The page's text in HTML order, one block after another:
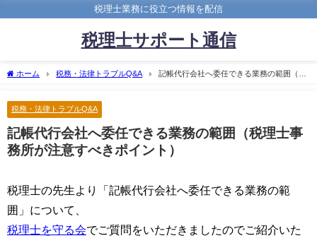
税理士業務に役立つ情報を配信
税理士サポート通信
ホーム 税務・法律トラブルQ&A
記帳代行会社へ委任できる業務の範囲（税
税務・法律トラブルQ&A
記帳代行会社へ委任できる業務の範囲（税理士事
務所が注意すべきポイント）
税理士の先生より「記帳代行会社へ委任できる業務の範
囲」について、
税理士を守る会でご質問をいただきましたのでご紹介いた